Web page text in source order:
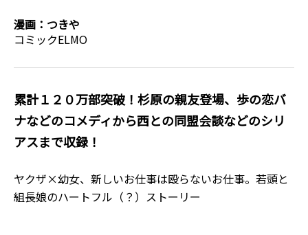
漫画： つきや
コミックELMO
累計１２０万部突破！杉原の親友登場、歩の恋バ
ナなどのコメディから西との同盟会談などのシリ
アスまで収録！
ヤクザ×幼女、新しいお仕事は殴らないお仕事。若頭と
組長娘のハートフル（？）ストーリー